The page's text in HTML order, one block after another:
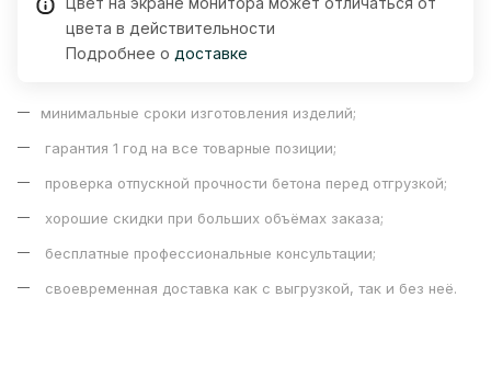
цвета в действительности
Подробнее о доставке
минимальные сроки изготовления изделий;
гарантия 1 год на все товарные позиции;
проверка отпускной прочности бетона перед отгрузкой;
хорошие скидки при больших объёмах заказа;
бесплатные профессиональные консультации;
своевременная доставка как с выгрузкой, так и без неё.